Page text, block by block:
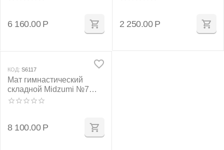
6 160.00 Р 2 250.00 Р
КОД: S6117
Мат гимнастический
складной Midzumi №7
(100 х 200 х 10) см серый
8 100.00 Р